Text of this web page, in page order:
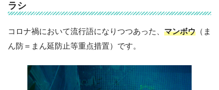
ラシ
コロナ禍において流行語になりつつあった、 マンボウ （ま
ん防＝まん延防止等重点措置）です。